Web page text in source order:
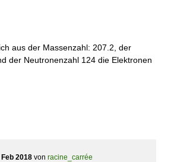
aus der Massenzahl: 207.2, der
der Neutronenzahl 124 die Elektronen
2018 von racine_carrée